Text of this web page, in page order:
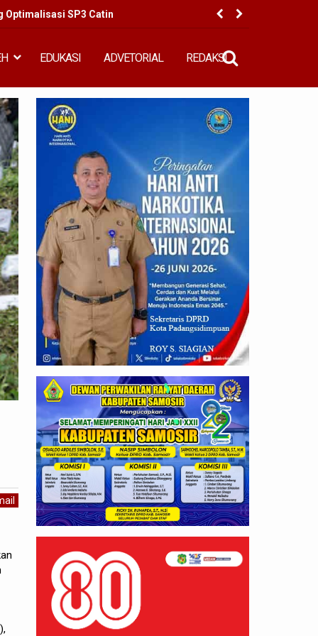
Optimalisasi SP3 Catin
EDUKASI ADVETORIAL REDAKSI